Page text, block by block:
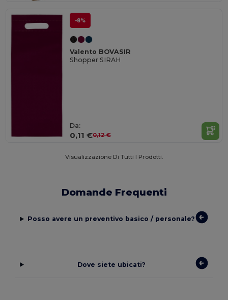
-8%
Valento BOVASIR
Shopper SIRAH
Da:
0,11 €0,12 €
Visualizzazione Di Tutti I Prodotti.
Domande Frequenti
Posso avere un preventivo basico / personale?
Dove siete ubicati?